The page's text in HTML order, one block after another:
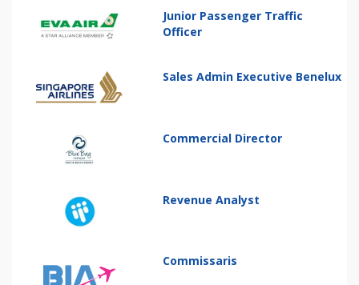
Junior Passenger Traffic
Officer
Sales Admin Executive Benelux
Commercial Director
Revenue Analyst
Commissaris